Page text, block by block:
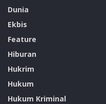
Dunia
Ekbis
Feature
Hiburan
Hukrim
Hukum
Hukum Kriminal